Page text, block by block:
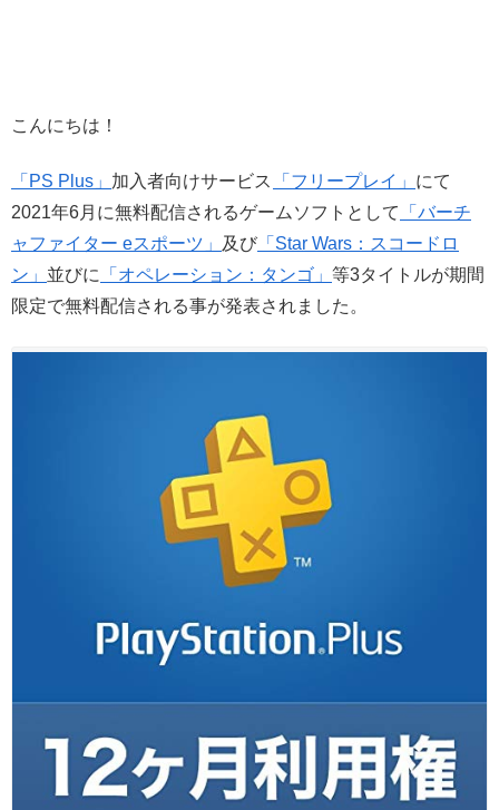
こんにちは！
「PS Plus」 加入者向けサービス 「フリープレイ」 にて
2021年6月に無料配信されるゲームソフトとして
「バーチ
ャファイター eスポーツ」
及び 「Star Wars：スコードロ
ン」 並びに 「オペレーション：タンゴ」 等3タイトルが期間
限定で無料配信される事が発表されました。